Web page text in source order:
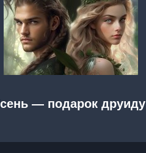
— подарок друиду